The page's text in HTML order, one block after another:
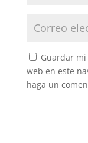
Guardar
web en este
haga un